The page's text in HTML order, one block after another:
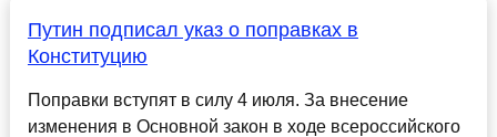
Путин подписал указ о поправках в
Конституцию
Поправки вступят в силу 4 июля. За внесение
изменения в Основной закон в ходе всероссийского